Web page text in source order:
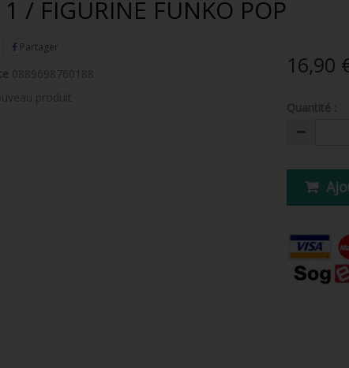
/ FIGURINE FUNKO POP
16,90
Partager
0889698760188
produit